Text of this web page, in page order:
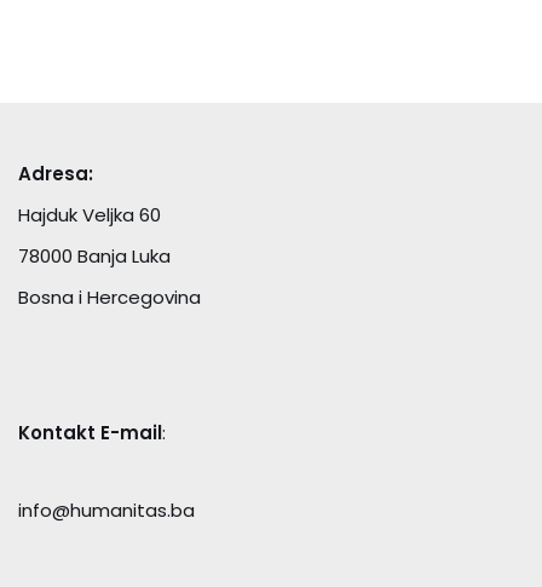
Adresa:
Hajduk Veljka 60
78000 Banja Luka
Bosna i Hercegovina
Kontakt E-mail:
info@humanitas.ba